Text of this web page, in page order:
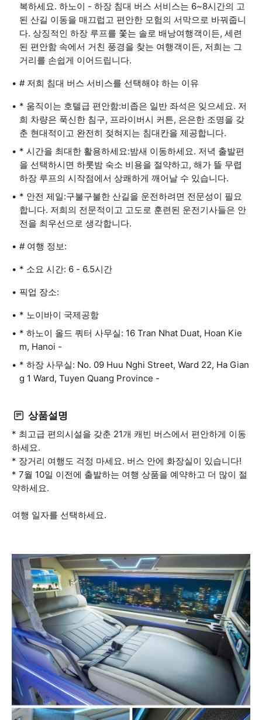
복하세요. 하노이 - 하장 침대 버스 서비스는 6~8시간의 고
된 산길 이동을 매끄럽고 편안한 모험의 서막으로 바꿔줍니
다. 상징적인 하장 루프를 쫓는 솔로 배낭여행객이든, 세련
된 편안함 속에서 거친 풍경을 찾는 여행객이든, 저희는 그
거리를 손쉽게 이어드립니다.
# 저희 침대 버스 서비스를 선택해야 하는 이유
* 움직이는 호텔급 편안함:비좁은 일반 좌석은 잊으세요. 저
희 차량은 푹신한 침구, 프라이버시 커튼, 은은한 조명을 갖
춘 현대적이고 완전히 젖혀지는 침대칸을 제공합니다.
* 시간을 최대한 활용하세요:밤새 이동하세요. 저녁 출발편
을 선택하시면 하룻밤 숙소 비용을 절약하고, 해가 뜰 무렵
하장 루프의 시작점에서 상쾌하게 깨어날 수 있습니다.
* 안전 제일:구불구불한 산길을 운전하려면 전문성이 필요
합니다. 저희의 전문적이고 고도로 훈련된 운전기사들은 안
전을 최우선으로 생각합니다.
# 여행 정보:
* 소요 시간: 6 - 6.5시간
픽업 장소:
* 노이바이 국제공항
* 하노이 올드 쿼터 사무실: 16 Tran Nhat Duat, Hoan Kie
m, Hanoi -
* 하장 사무실: No. 09 Huu Nghi Street, Ward 22, Ha Gian
g 1 Ward, Tuyen Quang Province -
상품설명
* 최고급 편의시설을 갖춘 21개 캐빈 버스에서 편안하게 이동
하세요.
* 장거리 여행도 걱정 마세요. 버스 안에 화장실이 있습니다!
* 7월 10일 이전에 출발하는 여행 상품을 예약하고 더 많이 절
약하세요.
여행 일자를 선택하세요.